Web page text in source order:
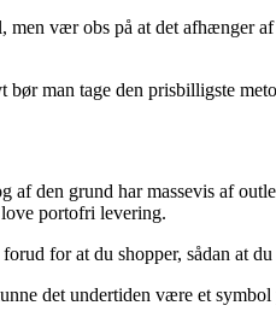
vær obs på at det afhænger
man tage den prisbilligste
den grund har massevis af
portofri levering.
for at du shopper, sådan at
det undertiden være et